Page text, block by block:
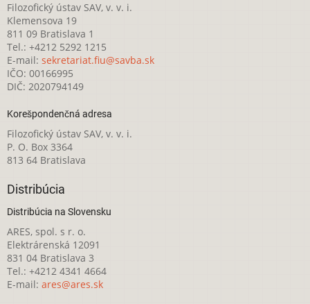
Filozofický ústav SAV, v. v. i.
Klemensova 19
811 09 Bratislava 1
Tel.: +4212 5292 1215
E-mail: sekretariat.fiu@savba.sk
IČO: 00166995
DIČ: 2020794149
Korešpondenčná adresa
Filozofický ústav SAV, v. v. i.
P. O. Box 3364
813 64 Bratislava
Distribúcia
Distribúcia na Slovensku
ARES, spol. s r. o.
Elektrárenská 12091
831 04 Bratislava 3
Tel.: +4212 4341 4664
E-mail: ares@ares.sk